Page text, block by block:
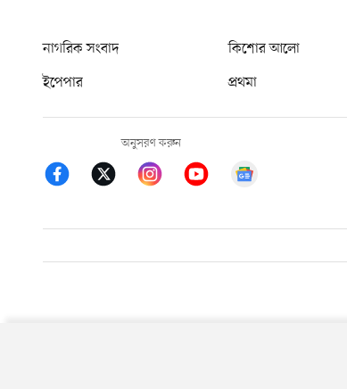
নাগরিক সংবাদ কিশোর আলো
ইপেপার
প্রথমা
অনুসরণ করুন